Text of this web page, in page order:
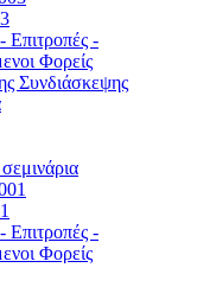
-
Φορείς
Συνδιάσκεψης
-
Φορείς